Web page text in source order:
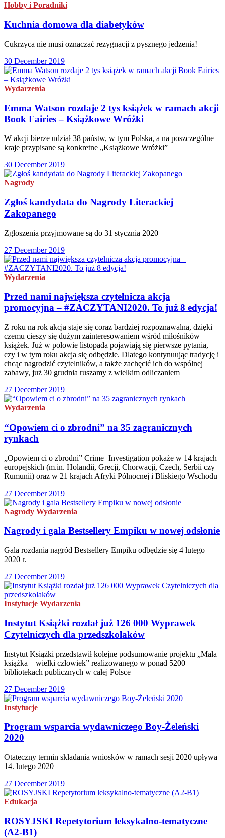
Hobby i Poradniki
Kuchnia domowa dla diabetyków
Cukrzyca nie musi oznaczać rezygnacji z pysznego jedzenia!
30 December 2019
Wydarzenia
Emma Watson rozdaje 2 tys książek w ramach akcji
Book Fairies – Książkowe Wróżki
W akcji bierze udział 38 państw, w tym Polska, a na poszczególne
kraje przypisane są konkretne „Książkowe Wróżki”
30 December 2019
Nagrody
Zgłoś kandydata do Nagrody Literackiej
Zakopanego
Zgłoszenia przyjmowane są do 31 stycznia 2020
27 December 2019
Wydarzenia
Przed nami największa czytelnicza akcja
promocyjna – #ZACZYTANI2020. To już 8 edycja!
Z roku na rok akcja staje się coraz bardziej rozpoznawalna, dzięki
czemu cieszy się dużym zainteresowaniem wśród miłośników
książek. Już w połowie listopada pojawiają się pierwsze pytania,
czy i w tym roku akcja się odbędzie. Dlatego kontynuując tradycję i
chcąc nagrodzić czytelników, a także zachęcić ich do wspólnej
zabawy, już 30 grudnia ruszamy z wielkim odliczaniem
27 December 2019
Wydarzenia
“Opowiem ci o zbrodni” na 35 zagranicznych
rynkach
„Opowiem ci o zbrodni” Crime+Investigation pokaże w 14 krajach
europejskich (m.in. Holandii, Grecji, Chorwacji, Czech, Serbii czy
Rumunii) oraz w 21 krajach Afryki Północnej i Bliskiego Wschodu
27 December 2019
Nagrody Wydarzenia
Nagrody i gala Bestsellery Empiku w nowej odsłonie
Gala rozdania nagród Bestsellery Empiku odbędzie się 4 lutego
2020 r.
27 December 2019
Instytucje Wydarzenia
Instytut Książki rozdał już 126 000 Wyprawek
Czytelniczych dla przedszkolaków
Instytut Książki przedstawił kolejne podsumowanie projektu „Mała
książka – wielki człowiek” realizowanego w ponad 5200
bibliotekach publicznych w całej Polsce
27 December 2019
Instytucje
Program wsparcia wydawniczego Boy-Żeleński
2020
Otateczny termin składania wniosków w ramach sesji 2020 upływa
14. lutego 2020
27 December 2019
Edukacja
ROSYJSKI Repetytorium leksykalno-tematyczne
(A2-B1)